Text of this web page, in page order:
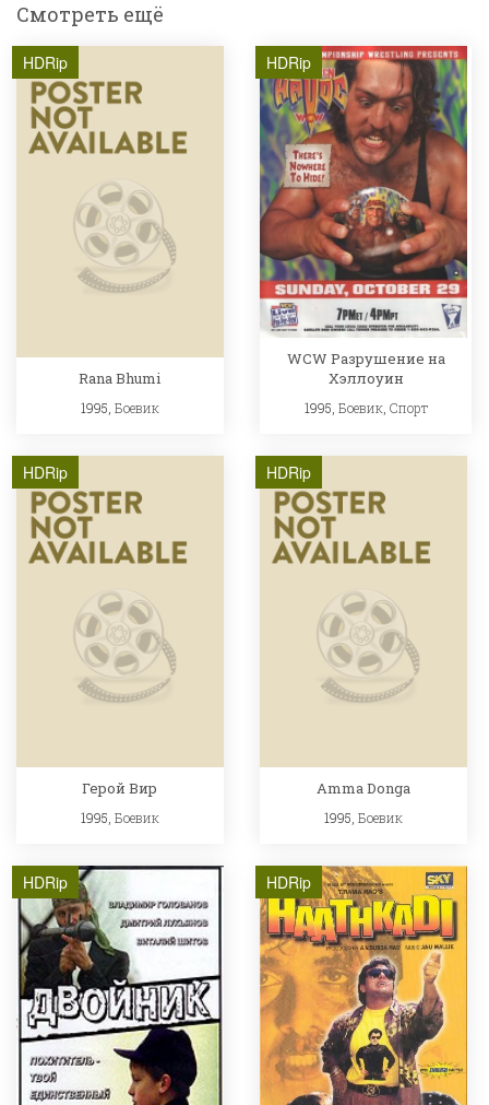
Смотреть ещё
HDRip
Rana Bhumi
1995, Боевик
HDRip
WCW Разрушение на
Хэллоуин
1995, Боевик, Спорт
HDRip
Герой Вир
1995, Боевик
HDRip
Amma Donga
1995,Боевик
HDRip HDRip